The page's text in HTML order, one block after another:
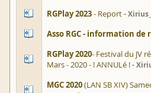
RGPlay 2023- Report
Asso RGC - information de
RGPlay 2020- Festival du JV
Mars - 2020 - ! ANNULé !
MGC 2020(LAN SB XIV)